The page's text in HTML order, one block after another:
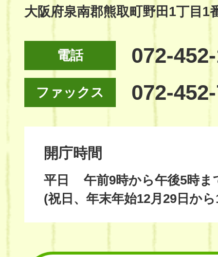
大阪府泉南郡熊取町野田1丁目1
電話 072-
ファックス 072-
開庁時間
平日
午前9時から午後5時ま
(祝日、年末年始12月29日か